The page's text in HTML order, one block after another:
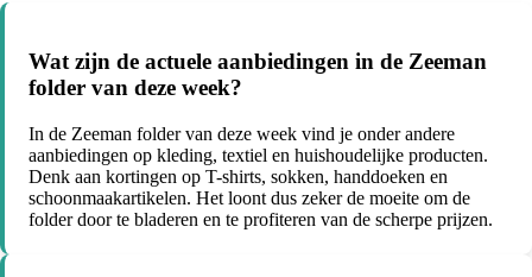
Wat zijn de actuele aanbiedingen in de Zeeman
folder van deze week?
In de Zeeman folder van deze week vind je onder andere
aanbiedingen op kleding, textiel en huishoudelijke producten.
Denk aan kortingen op T-shirts, sokken, handdoeken en
schoonmaakartikelen. Het loont dus zeker de moeite om de
folder door te bladeren en te profiteren van de scherpe prijzen.